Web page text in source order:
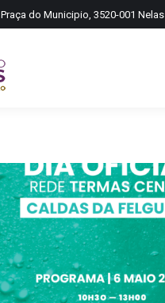
Praça do Municipio, 3520-001 Nelas